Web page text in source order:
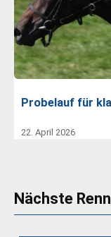
Probelauf für
22. April 2026
Nächste